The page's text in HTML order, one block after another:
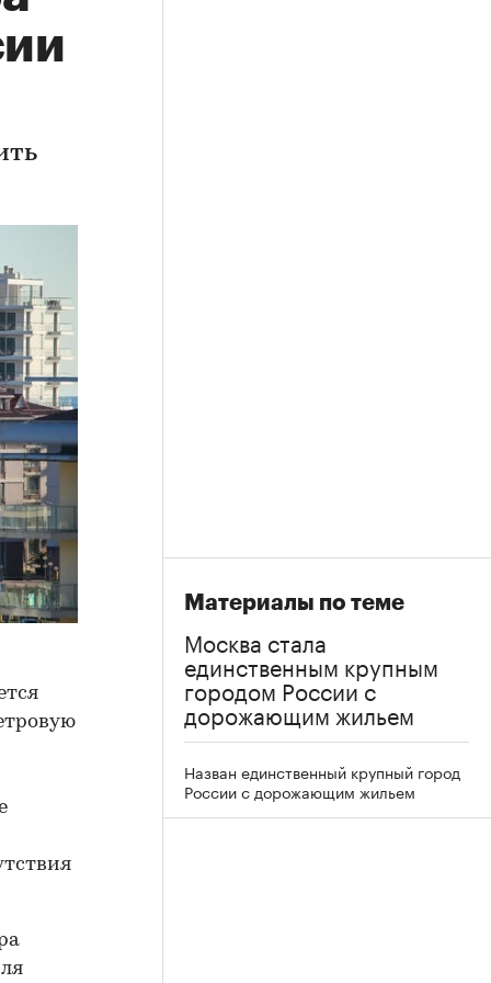
Материалы по теме
Москва стала
единственным крупным
городом России с
дорожающим жильем
Назван единственный крупный город
России с дорожающим жильем